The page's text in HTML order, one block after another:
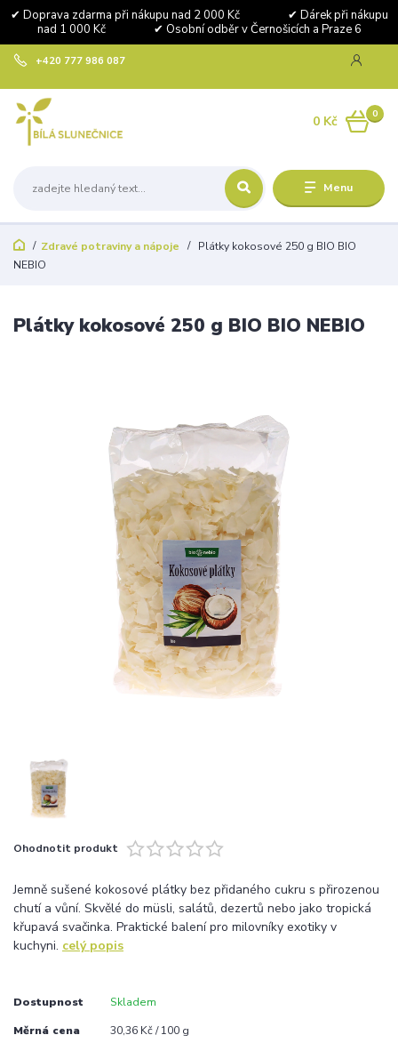
✔ Doprava zdarma při nákupu nad 2 000 Kč ✔ Dárek při nákupu
nad 1 000 Kč ✔ Osobní odběr v Černošicích a Praze 6
Menu
+420 777 986 087
0
0 Kč
Zdravé potraviny a nápoje
Plátky kokosové 250 g BIO BIO
NEBIO
Plátky kokosové 250 g BIO BIO NEBIO
Ohodnotit produkt
Jemně sušené kokosové plátky bez přidaného cukru s přirozenou
chutí a vůní. Skvělé do müsli, salátů, dezertů nebo jako tropická
křupavá svačinka. Praktické balení pro milovníky exotiky v
kuchyni. celý popis
Dostupnost Skladem
Měrná cena 30,36 Kč / 100 g